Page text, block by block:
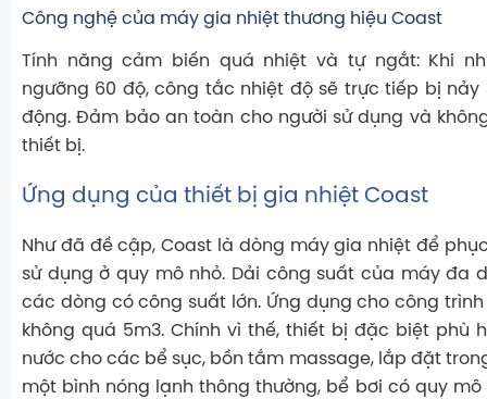
Công nghệ của máy gia nhiệt thương hiệu Coast
Tính năng cảm biến quá nhiệt và tự ngắt: Khi
ngưỡng 60 độ, công tắc nhiệt độ sẽ trực tiếp bị nảy
động. Đảm bảo an toàn cho người sử dụng và
thiết bị.
Ứng dụng của thiết bị gia nhiệt Coast
Như đã đề cập, Coast là dòng máy gia nhiệt để
sử dụng ở quy mô nhỏ. Dải công suất của máy đa
các dòng có công suất lớn. Ứng dụng cho công
không quá 5m3. Chính vì thế, thiết bị đặc biệt phù
nước cho các bể sục, bồn tắm massage, lắp đặt
một bình nóng lạnh thông thường, bể bơi có quy mô